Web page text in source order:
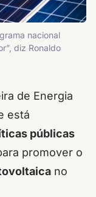
nacional
diz Ronaldo
de Energia
está
públicas
promover o
no